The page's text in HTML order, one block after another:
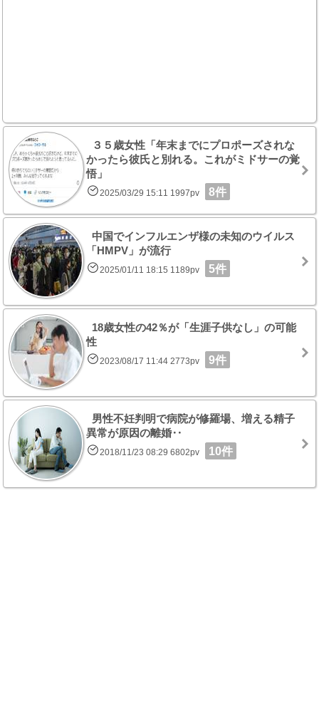
３５歳女性「年末までにプロポーズされな
かったら彼氏と別れる。これがミドサーの覚
悟」
2025/03/29 15:11 1997pv 8件
中国でインフルエンザ様の未知のウイルス
「HMPV」が流行
2025/01/11 18:15 1189pv 5件
18歳女性の42％が「生涯子供なし」の可能
性
2023/08/17 11:44 2773pv 9件
男性不妊判明で病院が修羅場、増える精子
異常が原因の離婚‥
2018/11/23 08:29 6802pv 10件